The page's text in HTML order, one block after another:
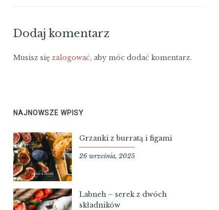
Dodaj komentarz
Musisz się zalogować, aby móc dodać komentarz.
NAJNOWSZE WPISY
Grzanki z burratą i figami
26 września, 2025
Labneh – serek z dwóch
składników